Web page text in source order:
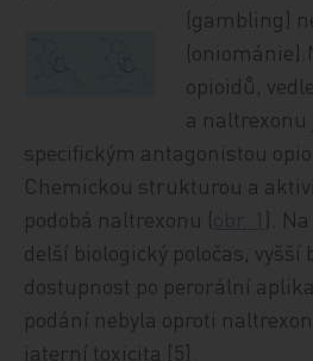
(gambling)
opioidů,
a naltrexonu
specifickým antagonistou
Chemickou strukturou a
podobá naltrexonu (
).
delší biologický poločas, vyšší
dostupnost po perorální
podání nebyla oproti
jaterní toxicita [5].